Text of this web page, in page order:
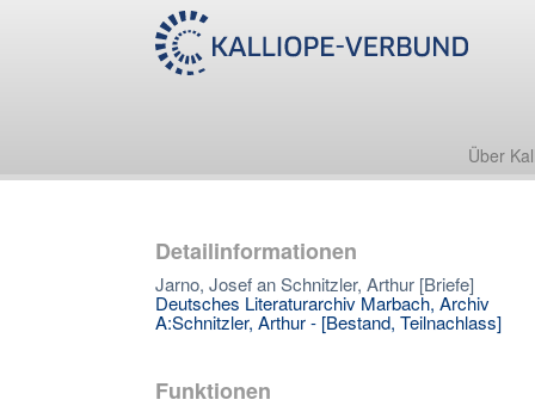
Über
Detailinformationen
Jarno, Josef an Schnitzler, Arthur [Briefe]
Deutsches Literaturarchiv Marbach, Archiv
A:Schnitzler, Arthur - [Bestand, Teilnachlass]
Funktionen